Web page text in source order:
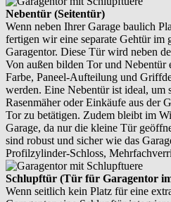
Nebentür (Seitentür)
Wenn neben Ihrer Garage baulich
fertigen wir eine separate Gehtür im
Garagentor. Diese Tür wird neben
Von außen bilden Tor und Nebentür
Farbe, Paneel-Aufteilung und
werden. Eine Nebentür ist ideal, um
Rasenmäher oder Einkäufe aus der
Tor zu betätigen. Zudem bleibt im
Garage, da nur die kleine Tür
sind robust und sicher wie das
Profilzylinder-Schloss,
Schlupftür (Tür für Garagentor
Wenn seitlich kein Platz für eine